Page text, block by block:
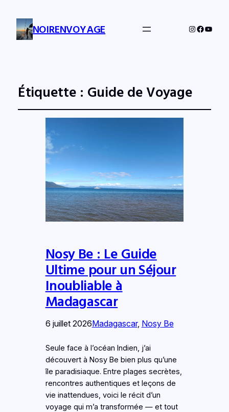
NOIRENVOYAGE Instagram
Étiquette : Guide de Voyage
Nosy Be : Le Guide
Ultime pour un Séjour
Inoubliable à
Madagascar
6 juillet 2026Madagascar, Nosy Be
Seule face à l’océan Indien, j’ai
découvert à Nosy Be bien plus qu’une
île paradisiaque. Entre plages secrètes,
rencontres authentiques et leçons de
vie inattendues, voici le récit d’un
voyage qui m’a transformée — et tout